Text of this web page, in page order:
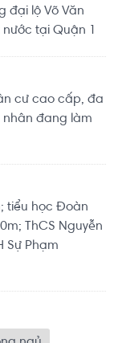
đại lộ Võ Văn
tại Quận 1
cư cao cấp, đa
nhân đang làm
tiểu học Đoàn
ThCS Nguyễn
Sự Phạm